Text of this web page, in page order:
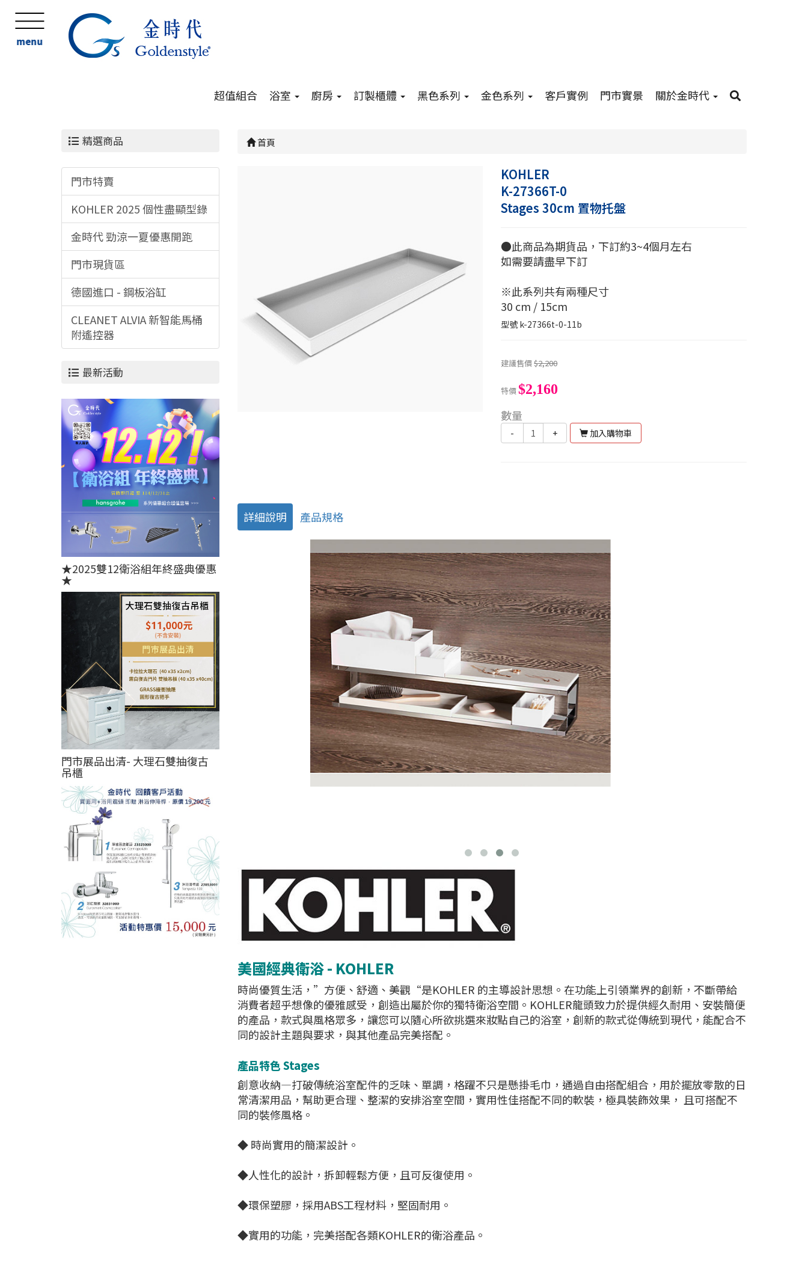
menu
超值組合 浴室 廚房 訂製櫃體 黑色系列 金色系列 客戶實例 門市實景 關於金時代
精選商品
門市特賣
KOHLER 2025 個性盡顯型錄
金時代 勁涼一夏優惠開跑
門市現貨區
德國進口 - 鋼板浴缸
CLEANET ALVIA 新智能馬桶
附遙控器
最新活動
★2025雙12衛浴組年終盛典優惠
★
門市展品出清- 大理石雙抽復古
吊櫃
首頁
KOHLER
K-27366T-0
Stages 30cm 置物托盤
●此商品為期貨品，下訂約3~4個月左右
如需要請盡早下訂
※此系列共有兩種尺寸
30 cm / 15cm
型號k-27366t-0-11b
建議售價$2,200
特價$2,160
數量
- + 加入購物車
詳細說明 產品規格
美國經典衛浴 - KOHLER
時尚優質生活，”方便、舒適、美觀“是KOHLER 的主導設計思想。在功能上引領業界的創新，不斷帶給
消費者超乎想像的優雅感受，創造出屬於你的獨特衛浴空間。KOHLER龍頭致力於提供經久耐用、安裝簡便
的產品，款式與風格眾多，讓您可以隨心所欲挑選來妝點自己的浴室，創新的款式從傳統到現代，能配合不
同的設計主題與要求，與其他產品完美搭配。
產品特色 Stages
創意收納—打破傳統浴室配件的乏味、單調，格躍不只是懸掛毛巾，通過自由搭配組合，用於擺放零散的日
常清潔用品，幫助更合理、整潔的安排浴室空間，實用性佳搭配不同的軟裝，極具裝飾效果， 且可搭配不
同的裝修風格。
◆ 時尚實用的簡潔設計。
◆人性化的設計，拆卸輕鬆方便，且可反復使用。
◆環保塑膠，採用ABS工程材料，堅固耐用。
◆實用的功能，完美搭配各類KOHLER的衛浴產品。